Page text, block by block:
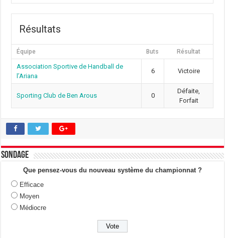
Résultats
Équipe Buts Résultat
Association Sportive de Handball de
l’Ariana
6 Victoire
Sporting Club de Ben Arous 0
Défaite,
Forfait
Sondage
Que pensez-vous du nouveau système du championnat ?
Efficace
Moyen
Médiocre